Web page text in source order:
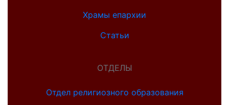
Храмы епархии
Статьи
ОТДЕЛЫ
Отдел религиозного образования